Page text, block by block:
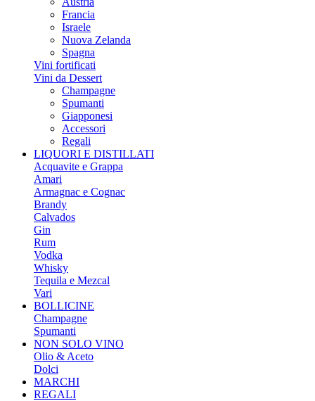
Francia
Israele
Nuova Zelanda
Spagna
Vini fortificati
Vini da Dessert
Champagne
Spumanti
Giapponesi
Accessori
Regali
LIQUORI E DISTILLATI
Acquavite e Grappa
Amari
Armagnac e Cognac
Brandy
Calvados
Gin
Rum
Vodka
Whisky
Tequila e Mezcal
Vari
BOLLICINE
Champagne
Spumanti
NON SOLO VINO
Olio & Aceto
Dolci
MARCHI
REGALI